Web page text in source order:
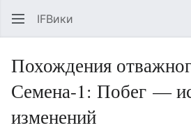
IFВики
Похождения
Семена-1: Побег —
изменений